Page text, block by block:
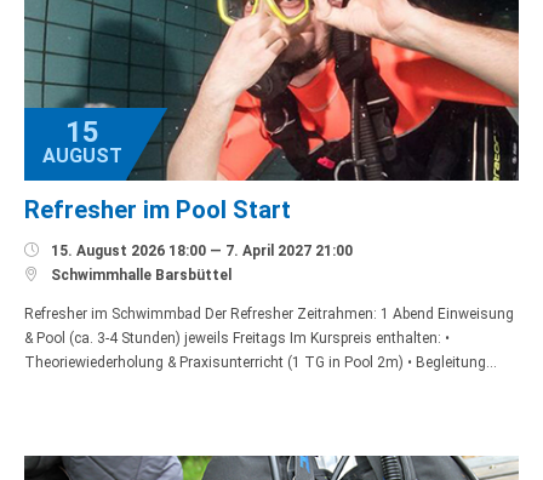
15
AUGUST
Refresher im Pool Start
 15. August 2026 18:00 — 7. April 2027 21:00
 Schwimmhalle Barsbüttel
Refresher im Schwimmbad Der Refresher Zeitrahmen: 1 Abend Einweisung
& Pool (ca. 3-4 Stunden) jeweils Freitags Im Kurspreis enthalten: •
Theoriewiederholung & Praxisunterricht (1 TG in Pool 2m) • Begleitung…